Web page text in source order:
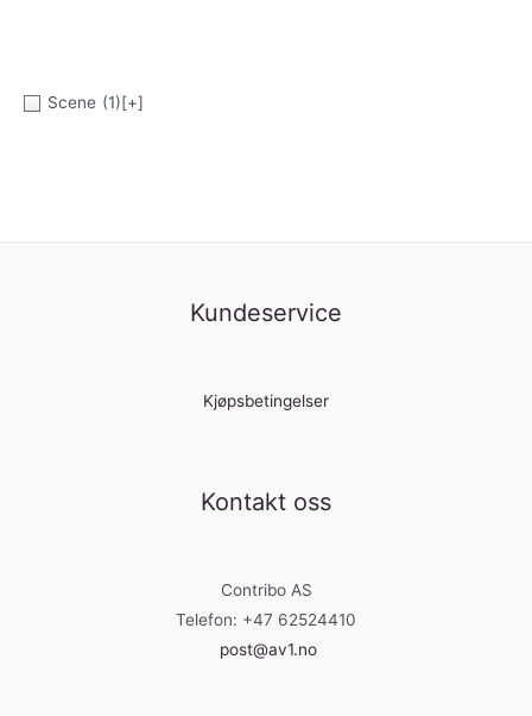
Scene (1)[+]
Kundeservice
Kjøpsbetingelser
Kontakt oss
Contribo AS
Telefon: +47 62524410
post@av1.no